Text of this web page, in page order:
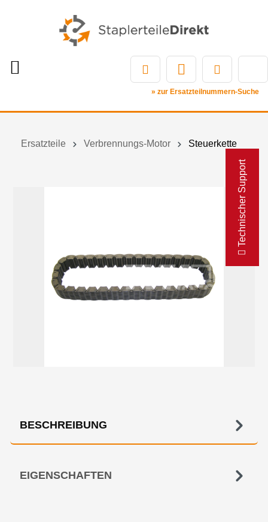
Technischer Support
» zur Ersatzteilnummern-Suche
Ersatzteile Verbrennungs-Motor Steuerkette
BESCHREIBUNG
EIGENSCHAFTEN